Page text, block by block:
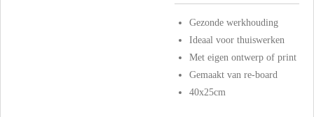
Gezonde werkhouding
Ideaal voor thuiswerken
Met eigen ontwerp of print
Gemaakt van re-board
40x25cm